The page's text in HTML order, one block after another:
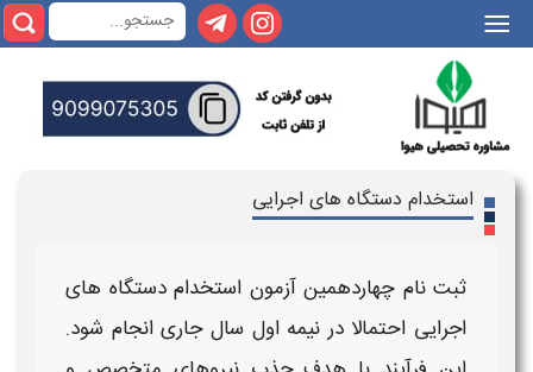
|||
استخدام دستگاه های اجرایی
ثبت نام چهاردهمین آزمون استخدام دستگاه های
اجرایی احتمالا در نیمه اول سال جاری انجام شود.